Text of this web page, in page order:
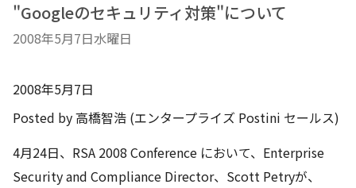
"Googleのセキュリティ対策"について
2008年5月7日水曜日
2008年5月7日
Posted by 高橋智浩 (エンタープライズ Postini セールス)
4月24日、RSA 2008 Conference において、Enterprise
Security and Compliance Director、Scott Petryが、